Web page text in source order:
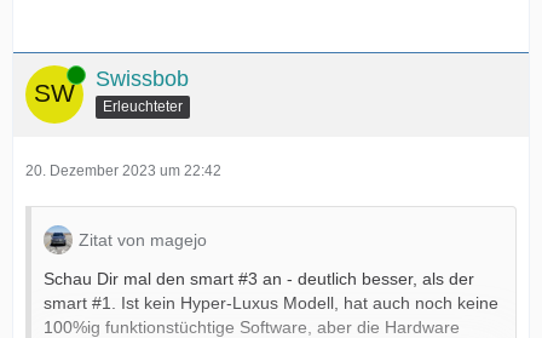
Online Swissbob
Erleuchteter
20. Dezember 2023 um 22:42
Zitat von magejo
Schau Dir mal den smart #3 an - deutlich besser, als der
smart #1. Ist kein Hyper-Luxus Modell, hat auch noch keine
100%ig funktionstüchtige Software, aber die Hardware